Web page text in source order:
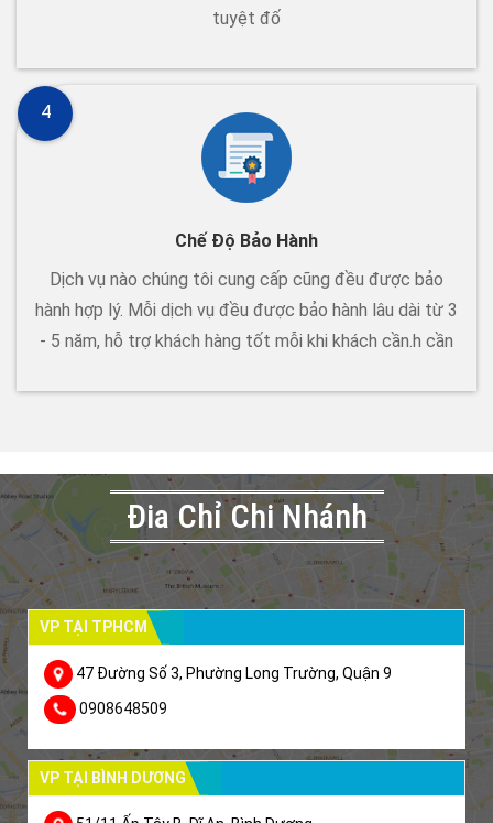
tuyệt đố
Chế Độ Bảo Hành
Dịch vụ nào chúng tôi cung cấp cũng đều được bảo
hành hợp lý. Mỗi dịch vụ đều được bảo hành lâu dài từ 3
- 5 năm, hỗ trợ khách hàng tốt mỗi khi khách cần.h cần
4
Đia Chỉ Chi Nhánh
VP TẠI TPHCM
47 Đường Số 3, Phường Long Trường, Quận 9
0908648509
VP TẠI BÌNH DƯƠNG